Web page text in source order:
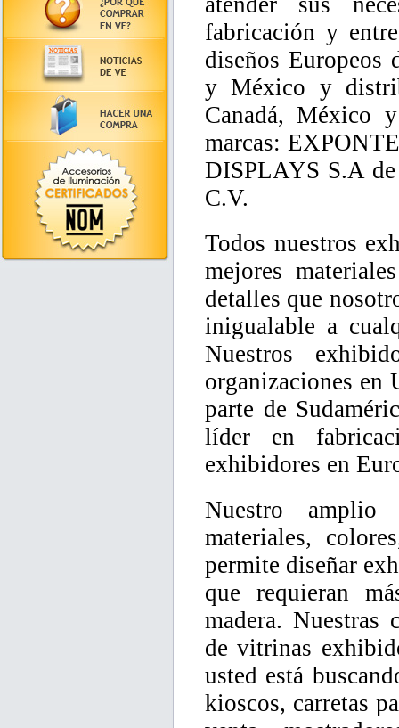
fabricación y
diseños Europeos
y México y
Canadá, México
marcas:
DISPLAYS S.A
C.V.
Todos nuestros
mejores
detalles que
inigualable a
Nuestros
organizaciones en
parte de
líder en
exhibidores en
Nuestro amplio
materiales,
permite diseñar
que requieran
madera. Nuestras
de vitrinas
usted está
kioscos, carretas